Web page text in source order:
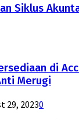
Siklus
di
Merugi
29, 20230